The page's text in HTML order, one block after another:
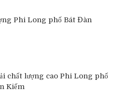
Phi Long phố Bát Đàn
chất lượng cao Phi Long phố
Kiếm